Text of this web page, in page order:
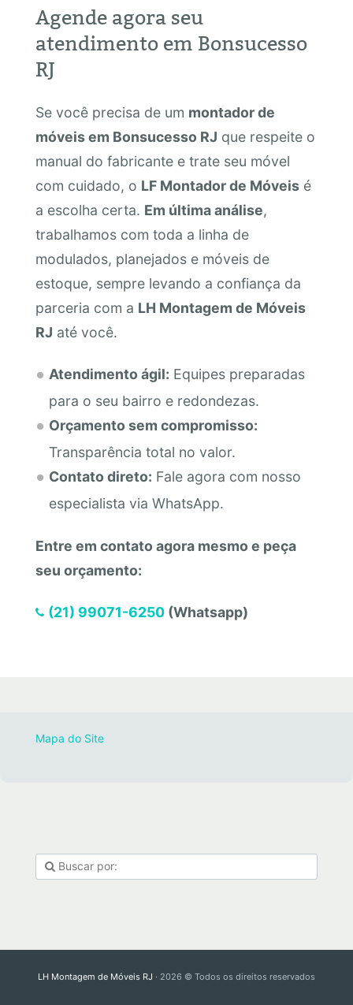
Agende agora seu
atendimento em Bonsucesso
RJ
Se você precisa de um montador de
móveis em Bonsucesso RJ que respeite o
manual do fabricante e trate seu móvel
com cuidado, o LF Montador de Móveisé
a escolha certa. Em última análise,
trabalhamos com toda a linha de
modulados, planejados e móveis de
estoque, sempre levando a confiança da
parceria com a LH Montagem de Móveis
RJ até você.
Atendimento ágil: Equipes preparadas
para o seu bairro e redondezas.
Orçamento sem compromisso:
Transparência total no valor.
Contato direto: Fale agora com nosso
especialista via WhatsApp.
Entre em contato agora mesmo e peça
seu orçamento:
(21) 99071-6250(Whatsapp)
Mapa do Site
LH Montagem de Móveis RJ · 2026 © Todos os direitos reservados